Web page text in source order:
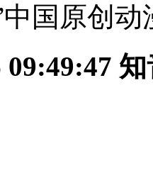
中国原创
09:49:47